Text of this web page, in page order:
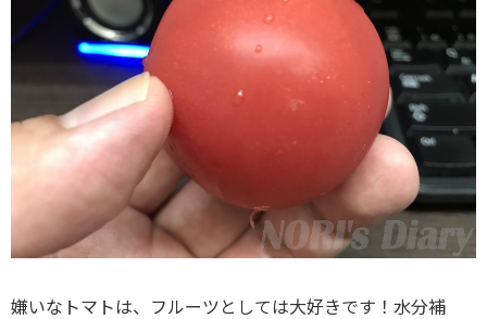
嫌いなトマトは、フルーツとしては大好きです！水分補